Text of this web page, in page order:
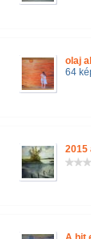
olaj
64
2015